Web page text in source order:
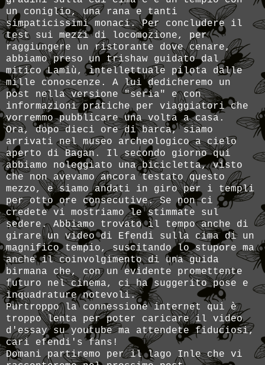
un coniglio, una rana e tanti
simpaticissimi monaci. Per concludere il
test sui mezzi di locomozione, per
raggiungere un ristorante dove cenare,
abbiamo preso un trishaw guidato dal
mitico Lamiù, intellettuale pilota dalle
mille conoscenze. A lui dedicheremo un
post nella versione "seria" e con
informazioni pratiche per viaggiatori che
vorremmo pubblicare una volta a casa.
Ora, dopo dieci ore di barca, siamo
arrivati nel museo archeologico a cielo
aperto di Bagan. Il secondo giorno qui
abbiamo noleggiato una bicicletta, visto
che non avevamo ancora testato questo
mezzo, e siamo andati in giro per i templi
per otto ore consecutive. Se non ci
credete vi mostriamo le stimmate sul
sedere. Abbiamo trovato il tempo anche di
girare un video di Efendi sulla cima di un
magnifico tempio, suscitando lo stupore ma
anche il coinvolgimento di una guida
birmana che, con un evidente promettente
futuro nel cinema, ci ha suggerito pose e
inquadrature notevoli.
Purtroppo la connessione internet qui è
troppo lenta per poter caricare il video
d'essay su youtube ma attendete fiduciosi,
cari efendi's fans!
Domani partiremo per il lago Inle che vi